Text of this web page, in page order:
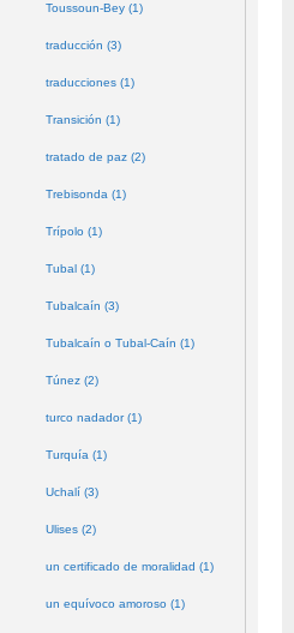
Toussoun-Bey (1)
traducción (3)
traducciones (1)
Transición (1)
tratado de paz (2)
Trebisonda (1)
Trípolo (1)
Tubal (1)
Tubalcaín (3)
Tubalcaín o Tubal-Caín (1)
Túnez (2)
turco nadador (1)
Turquía (1)
Uchalí (3)
Ulises (2)
un certificado de moralidad (1)
un equívoco amoroso (1)